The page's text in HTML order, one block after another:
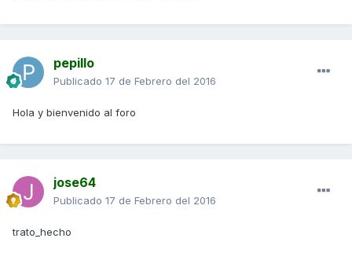
pepillo
Publicado 17 de Febrero del 2016
Hola y bienvenido al foro
jose64
Publicado 17 de Febrero del 2016
trato_hecho